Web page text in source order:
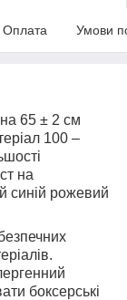
Оплата Умови
65 ± 2 см
100 –
на
синій рожевий
боксерські